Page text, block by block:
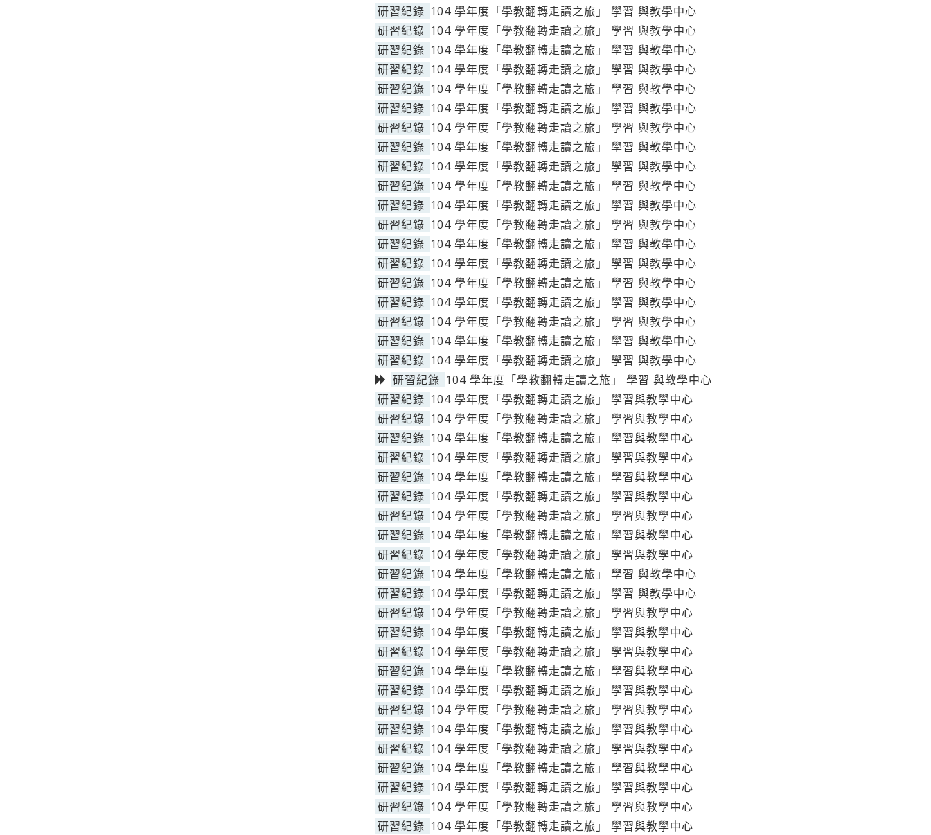
研習紀錄 104 學年度「學教翻轉走讀之旅」 學習 與教學中心
研習紀錄 104 學年度「學教翻轉走讀之旅」 學習 與教學中心
研習紀錄 104 學年度「學教翻轉走讀之旅」 學習 與教學中心
研習紀錄 104 學年度「學教翻轉走讀之旅」 學習 與教學中心
研習紀錄 104 學年度「學教翻轉走讀之旅」 學習 與教學中心
研習紀錄 104 學年度「學教翻轉走讀之旅」 學習 與教學中心
研習紀錄 104 學年度「學教翻轉走讀之旅」 學習 與教學中心
研習紀錄 104 學年度「學教翻轉走讀之旅」 學習 與教學中心
研習紀錄 104 學年度「學教翻轉走讀之旅」 學習 與教學中心
研習紀錄 104 學年度「學教翻轉走讀之旅」 學習 與教學中心
研習紀錄 104 學年度「學教翻轉走讀之旅」 學習 與教學中心
研習紀錄 104 學年度「學教翻轉走讀之旅」 學習 與教學中心
研習紀錄 104 學年度「學教翻轉走讀之旅」 學習 與教學中心
研習紀錄 104 學年度「學教翻轉走讀之旅」 學習 與教學中心
研習紀錄 104 學年度「學教翻轉走讀之旅」 學習 與教學中心
研習紀錄 104 學年度「學教翻轉走讀之旅」 學習 與教學中心
研習紀錄 104 學年度「學教翻轉走讀之旅」 學習 與教學中心
研習紀錄 104 學年度「學教翻轉走讀之旅」 學習 與教學中心
研習紀錄 104 學年度「學教翻轉走讀之旅」 學習 與教學中心
研習紀錄 104 學年度「學教翻轉走讀之旅」 學習 與教學中心
研習紀錄 104 學年度「學教翻轉走讀之旅」 學習與教學中心
研習紀錄 104 學年度「學教翻轉走讀之旅」 學習與教學中心
研習紀錄 104 學年度「學教翻轉走讀之旅」 學習與教學中心
研習紀錄 104 學年度「學教翻轉走讀之旅」 學習與教學中心
研習紀錄 104 學年度「學教翻轉走讀之旅」 學習與教學中心
研習紀錄 104 學年度「學教翻轉走讀之旅」 學習與教學中心
研習紀錄 104 學年度「學教翻轉走讀之旅」 學習與教學中心
研習紀錄 104 學年度「學教翻轉走讀之旅」 學習與教學中心
研習紀錄 104 學年度「學教翻轉走讀之旅」 學習與教學中心
研習紀錄 104 學年度「學教翻轉走讀之旅」 學習 與教學中心
研習紀錄 104 學年度「學教翻轉走讀之旅」 學習 與教學中心
研習紀錄 104 學年度「學教翻轉走讀之旅」 學習與教學中心
研習紀錄 104 學年度「學教翻轉走讀之旅」 學習與教學中心
研習紀錄 104 學年度「學教翻轉走讀之旅」 學習與教學中心
研習紀錄 104 學年度「學教翻轉走讀之旅」 學習與教學中心
研習紀錄 104 學年度「學教翻轉走讀之旅」 學習與教學中心
研習紀錄 104 學年度「學教翻轉走讀之旅」 學習與教學中心
研習紀錄 104 學年度「學教翻轉走讀之旅」 學習與教學中心
研習紀錄 104 學年度「學教翻轉走讀之旅」 學習與教學中心
研習紀錄 104 學年度「學教翻轉走讀之旅」 學習與教學中心
研習紀錄 104 學年度「學教翻轉走讀之旅」 學習與教學中心
研習紀錄 104 學年度「學教翻轉走讀之旅」 學習與教學中心
研習紀錄 104 學年度「學教翻轉走讀之旅」 學習與教學中心